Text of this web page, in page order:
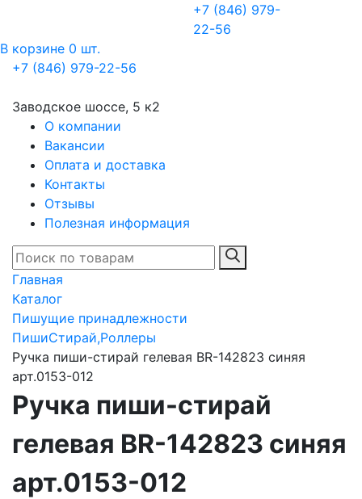
+7 (846) 979-
22-56
В корзине 0 шт.
+7 (846) 979-22-56
Заводское шоссе, 5 к2
О компании
Вакансии
Оплата и доставка
Контакты
Отзывы
Полезная информация
Главная
Каталог
Пишущие принадлежности
ПишиСтирай,Роллеры
Ручка пиши-стирай гелевая BR-142823 синяя
арт.0153-012
Ручка пиши-стирай
гелевая BR-142823 синяя
арт.0153-012